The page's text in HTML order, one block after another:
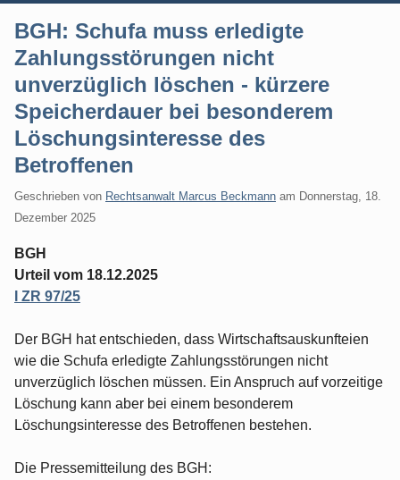
BGH: Schufa muss erledigte
Zahlungsstörungen nicht
unverzüglich löschen - kürzere
Speicherdauer bei besonderem
Löschungsinteresse des
Betroffenen
Geschrieben von Rechtsanwalt Marcus Beckmann am Donnerstag, 18.
Dezember 2025
BGH
Urteil vom 18.12.2025
I ZR 97/25
Der BGH hat entschieden, dass Wirtschaftsauskunfteien
wie die Schufa erledigte Zahlungsstörungen nicht
unverzüglich löschen müssen. Ein Anspruch auf vorzeitige
Löschung kann aber bei einem besonderem
Löschungsinteresse des Betroffenen bestehen.
Die Pressemitteilung des BGH: